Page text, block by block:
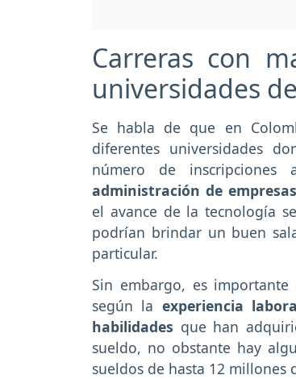
Carreras con
universidades
Se habla de que en
diferentes universidades
número de
administración de
el avance de la tecnología
podrían brindar un buen
particular.
Sin embargo, es
según la experiencia
habilidades que han
sueldo, no obstante hay
sueldos de hasta 12 millones